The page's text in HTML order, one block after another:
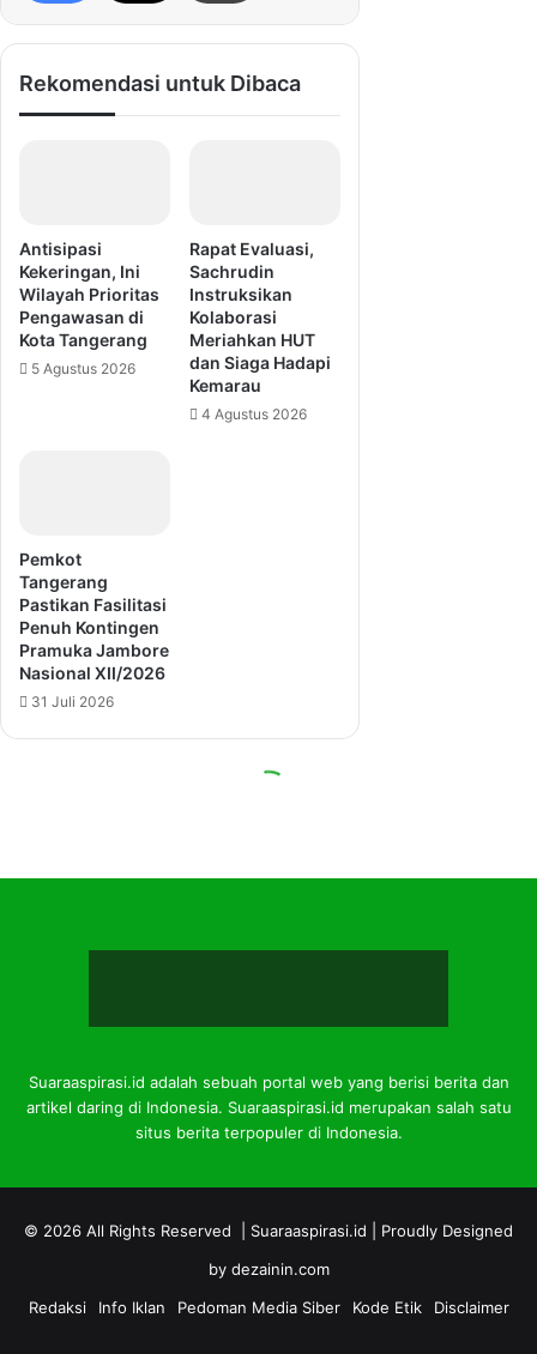
Suaraaspirasi.id adalah sebuah portal web yang berisi berita dan
artikel daring di Indonesia. Suaraaspirasi.id merupakan salah satu
situs berita terpopuler di Indonesia.
© 2026 All Rights Reserved | Suaraaspirasi.id | Proudly Designed
by dezainin.com
Redaksi
Info Iklan Pedoman Media Siber Kode Etik Disclaimer